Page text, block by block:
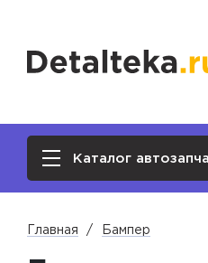
Каталог
Главная Бампер